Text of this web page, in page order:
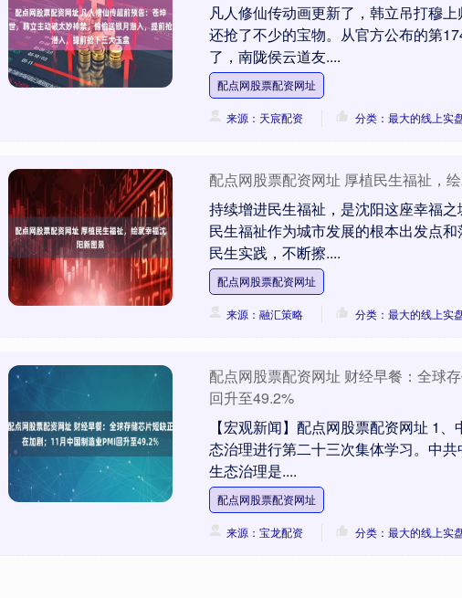
凡人修仙传动画更新了，韩立吊打穆
还抢了不少的宝物。从官方公布的第
了，南陇侯云道友....
配点网股票配资网址
来源：天宸配资 分类：最大的线上实
配点网股票配资网址 厚植民生福祉，
持续增进民生福祉，是沈阳这座幸福
民生福祉作为城市发展的根本出发点
民生实践，不断擦....
配点网股票配资网址
来源：融汇策略 分类：最大的线上实
配点网股票配资网址 财经早餐：全球
回升至49.2%
【宏观新闻】配点网股票配资网址 1
态治理进行第二十三次集体学习。中
生态治理是....
配点网股票配资网址
来源：宝龙配资 分类：最大的线上实